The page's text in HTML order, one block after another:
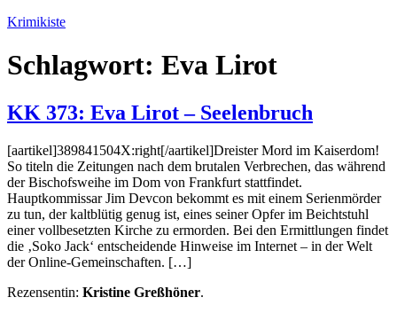
Zum
springen
Krimikiste
Schlagwort: Eva Lirot
KK 373: Eva Lirot – Seelenbruch
[aartikel]389841504X:right[/aartikel]Dreister Mord im Kaiserdom!
So titeln die Zeitungen nach dem brutalen Verbrechen, das während
der Bischofsweihe im Dom von Frankfurt stattfindet.
Hauptkommissar Jim Devcon bekommt es mit einem Serienmörder
zu tun, der kaltblütig genug ist, eines seiner Opfer im Beichtstuhl
einer vollbesetzten Kirche zu ermorden. Bei den Ermittlungen findet
die ‚Soko Jack‘ entscheidende Hinweise im Internet – in der Welt
der Online-Gemeinschaften. […]
Rezensentin: Kristine Greßhöner.